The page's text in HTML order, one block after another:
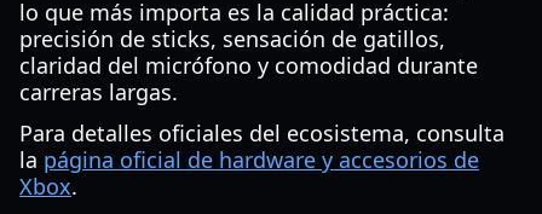
lo que más importa es la calidad práctica:
precisión de sticks, sensación de gatillos,
claridad del micrófono y comodidad durante
carreras largas.
Para detalles oficiales del ecosistema, consulta
la página oficial de hardware y accesorios de
Xbox.